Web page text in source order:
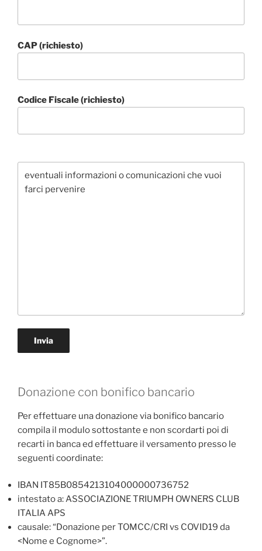
CAP (richiesto)
Codice Fiscale (richiesto)
Donazione con bonifico bancario
Per effettuare una donazione via bonifico bancario
compila il modulo sottostante e non scordarti poi di
recarti in banca ed effettuare il versamento presso le
seguenti coordinate:
IBAN IT85B0854213104000000736752
intestato a: ASSOCIAZIONE TRIUMPH OWNERS CLUB
ITALIA APS
causale: “Donazione per TOMCC/CRI vs COVID19 da
<Nome e Cognome>”.